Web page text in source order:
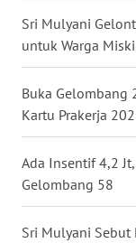
Sri Mulyani
untuk Warga
Buka Gelombang
Kartu Prakerja
Ada Insentif 4,2
Gelombang 58
Sri Mulyani Sebut
WN
LAMPUNG
WN
JATENG
WN
NUSANTARA